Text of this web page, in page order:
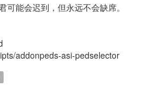
能会迟到，但永远不会缺席。
addonpeds-asi-pedselector